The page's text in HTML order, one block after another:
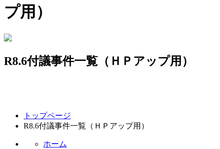
プ用）
R8.6付議事件一覧（ＨＰアップ用）
トップページ
R8.6付議事件一覧（ＨＰアップ用）
ホーム